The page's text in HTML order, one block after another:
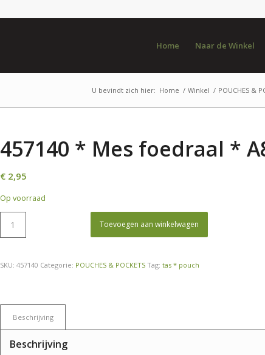
Home Naar de Winkel
U bevindt zich hier: Home / Winkel / POUCHES &
457140 * Mes foedraal *
€2,95
Op voorraad
Toevoegen aan winkelwagen
SKU: 457140 Categorie: POUCHES & POCKETS Tag: tas * pouch
Beschrijving
Beschrijving